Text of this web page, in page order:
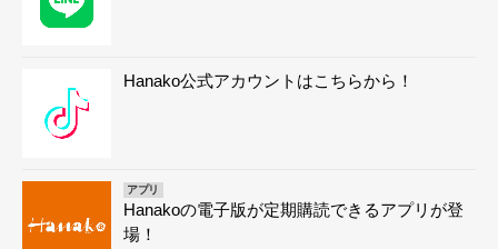
Hanako公式アカウントはこちらから！
アプリ
Hanakoの電子版が定期購読できるアプリが登
場！